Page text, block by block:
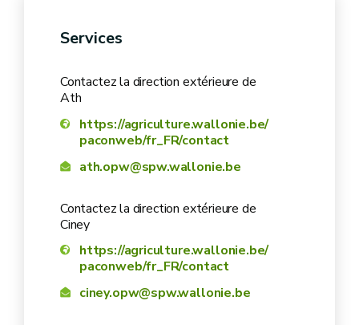
Services
Contactez la direction extérieure de
Ath
https://agriculture.wallonie.be/
paconweb/fr_FR/contact
ath.opw@spw.wallonie.be
Contactez la direction extérieure de
Ciney
https://agriculture.wallonie.be/
paconweb/fr_FR/contact
ciney.opw@spw.wallonie.be